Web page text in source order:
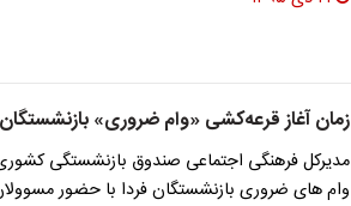
زمان آغاز قرعه‌کشی «وام ضروری» بازنشستگان
مدیرکل فرهنگی اجتماعی صندوق بازنشستگی
وام های ضروری بازنشستگان فردا با حضور